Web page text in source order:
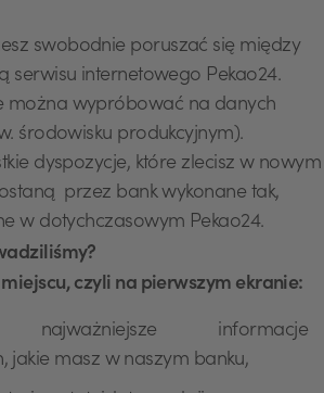
swobodnie poruszać się między
serwisu internetowego Pekao24.
można wypróbować na danych
środowisku produkcyjnym).
dyspozycje, które zlecisz w nowym
przez bank wykonane tak,
w dotychczasowym Pekao24.
czyli na pierwszym ekranie:
najważniejsze informacje
jakie masz w naszym banku,